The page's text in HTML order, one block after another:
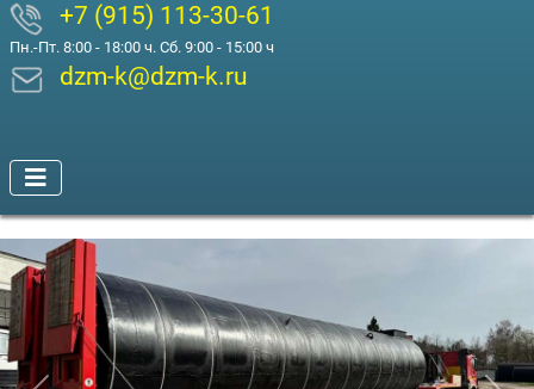
+7 (915) 113-30-61
Пн.-Пт. 8:00 - 18:00 ч. Сб. 9:00 - 15:00 ч
dzm-k@dzm-k.ru